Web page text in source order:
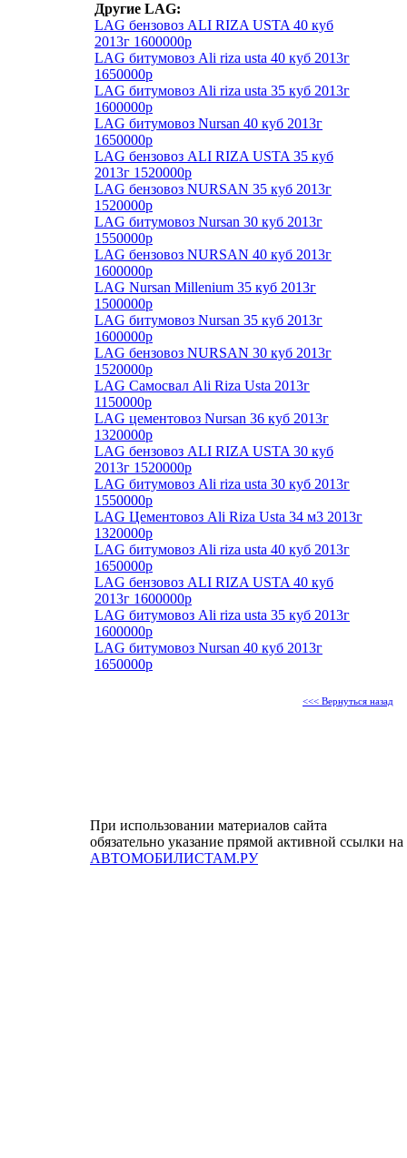
Другие LAG:
LAG бензовоз ALI RIZA USTA 40 куб
2013г 1600000р
LAG битумовоз Ali riza usta 40 куб 2013г
1650000р
LAG битумовоз Ali riza usta 35 куб 2013г
1600000р
LAG битумовоз Nursan 40 куб 2013г
1650000р
LAG бензовоз ALI RIZA USTA 35 куб
2013г 1520000р
LAG бензовоз NURSAN 35 куб 2013г
1520000р
LAG битумовоз Nursan 30 куб 2013г
1550000р
LAG бензовоз NURSAN 40 куб 2013г
1600000р
LAG Nursan Millenium 35 куб 2013г
1500000р
LAG битумовоз Nursan 35 куб 2013г
1600000р
LAG бензовоз NURSAN 30 куб 2013г
1520000р
LAG Самосвал Ali Riza Usta 2013г
1150000р
LAG цементовоз Nursan 36 куб 2013г
1320000р
LAG бензовоз ALI RIZA USTA 30 куб
2013г 1520000р
LAG битумовоз Ali riza usta 30 куб 2013г
1550000р
LAG Цементовоз Ali Riza Usta 34 м3 2013г
1320000р
LAG битумовоз Ali riza usta 40 куб 2013г
1650000р
LAG бензовоз ALI RIZA USTA 40 куб
2013г 1600000р
LAG битумовоз Ali riza usta 35 куб 2013г
1600000р
LAG битумовоз Nursan 40 куб 2013г
1650000р
<<< Вернуться назад
При использовании материалов сайта
обязательно указание прямой активной ссылки на
АВТОМОБИЛИСТАМ.РУ